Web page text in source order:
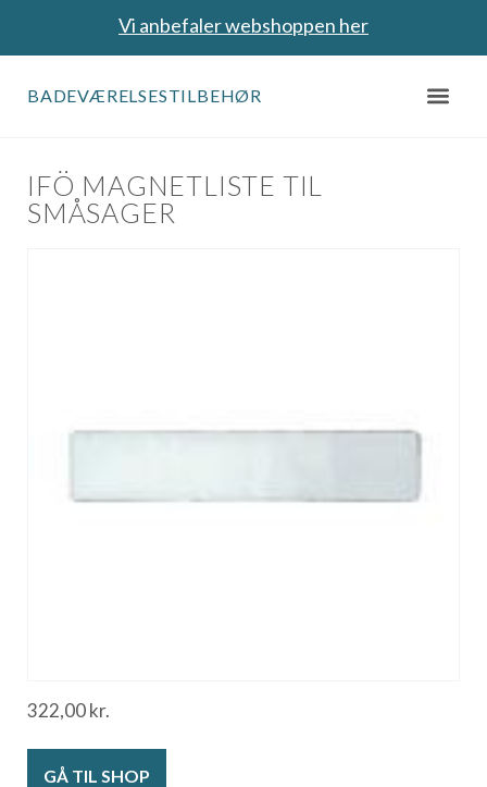
Vi anbefaler webshoppen her
BADEVÆRELSESTILBEHØR
IFÖ MAGNETLISTE TIL
SMÅSAGER
322,00kr.
GÅ TIL SHOP